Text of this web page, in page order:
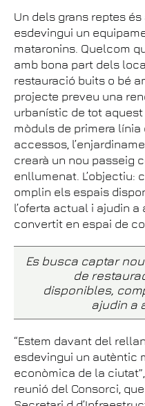
Un dels grans reptes
esdevingui un
mataronins. Quelcom
amb bona part dels
restauració buits o bé
projecte preveu una
urbanístic de tot aquest
mòduls de primera
accessos,
crearà un nou passeig
enllumenat. L’objectiu:
omplin els espais
l’oferta actual i ajudin
convertit en espai de
Es busca captar
de
disponibles,
ajudin a
“Estem davant del
esdevingui un autèntic
econòmica de la
reunió del Consorci,